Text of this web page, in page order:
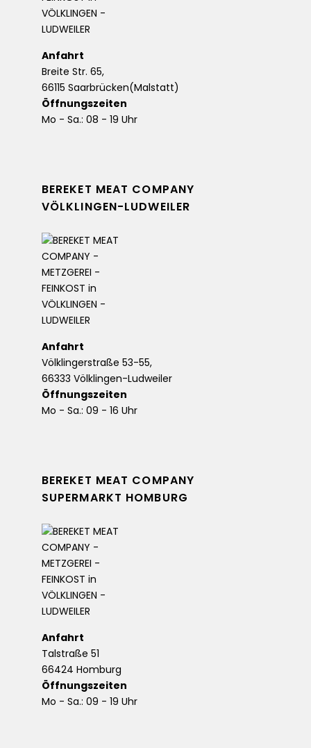
Anfahrt
Breite Str. 65,
66115 Saarbrücken(Malstatt)
Öffnungszeiten
Mo - Sa.: 08 - 19 Uhr
BEREKET MEAT COMPANY
VÖLKLINGEN-LUDWEILER
Anfahrt
Völklingerstraße 53-55,
66333 Völklingen-Ludweiler
Öffnungszeiten
Mo - Sa.: 09 - 16 Uhr
BEREKET MEAT COMPANY
SUPERMARKT HOMBURG
Anfahrt
Talstraße 51
66424 Homburg
Öffnungszeiten
Mo - Sa.: 09 - 19 Uhr